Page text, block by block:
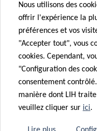
20 Fév 2024
Projet
renouvelle
soutien au LIH
15 Nov 2023
Le LIH dirige
un projet
européen sur
la résistance
aux
Nous utilisons des
offrir l'expérience la
préférences et vos
"Accepter tout", vous
cookies. Cependant,
"Configuration des
consentement
manière dont LIH
veuillez cliquer sur ici.